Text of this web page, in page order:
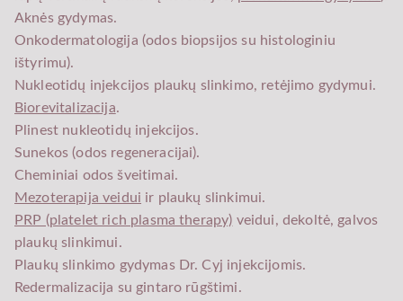
Aknės gydymas.
Onkodermatologija (odos biopsijos su histologiniu
ištyrimu).
Nukleotidų injekcijos plaukų slinkimo, retėjimo gydymui.
Biorevitalizacija.
Plinest nukleotidų injekcijos.
Sunekos (odos regeneracijai).
Cheminiai odos šveitimai.
Mezoterapija veidui ir plaukų slinkimui.
PRP (platelet rich plasma therapy) veidui, dekoltė, galvos
plaukų slinkimui.
Plaukų slinkimo gydymas Dr. Cyj injekcijomis.
Redermalizacija su gintaro rūgštimi.